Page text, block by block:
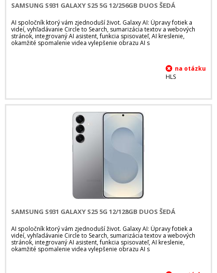
SAMSUNG S931 GALAXY S25 5G 12/256GB DUOS ŠEDÁ
AI spoločník ktorý vám zjednoduší život. Galaxy AI: Úpravy fotiek a
videí, vyhľadávanie Circle to Search, sumarizácia textov a webových
stránok, integrovaný AI asistent, funkcia spisovateľ, AI kreslenie,
okamžité spomalenie videa vylepšenie obrazu AI s
HLS
SAMSUNG S931 GALAXY S25 5G 12/128GB DUOS ŠEDÁ
AI spoločník ktorý vám zjednoduší život. Galaxy AI: Úpravy fotiek a
videí, vyhľadávanie Circle to Search, sumarizácia textov a webových
stránok, integrovaný AI asistent, funkcia spisovateľ, AI kreslenie,
okamžité spomalenie videa vylepšenie obrazu AI s